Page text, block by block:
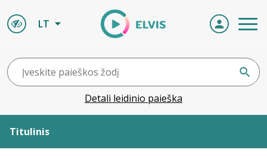
LT
Detali leidinio paieška
Titulinis